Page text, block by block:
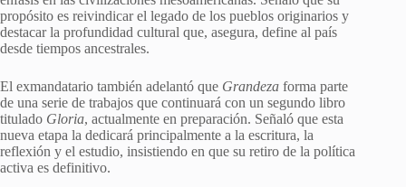
propósito es reivindicar el legado de los pueblos originarios y
destacar la profundidad cultural que, asegura, define al país
desde tiempos ancestrales.
El exmandatario también adelantó que Grandeza forma parte
de una serie de trabajos que continuará con un segundo libro
titulado Gloria, actualmente en preparación. Señaló que esta
nueva etapa la dedicará principalmente a la escritura, la
reflexión y el estudio, insistiendo en que su retiro de la política
activa es definitivo.